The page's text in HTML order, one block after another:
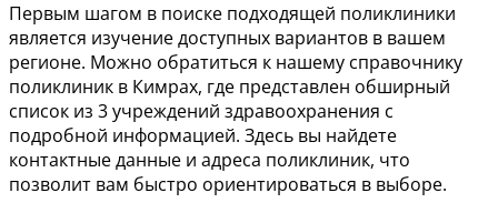
Первым шагом в поиске подходящей поликлиники
является изучение доступных вариантов в вашем
регионе. Можно обратиться к нашему справочнику
поликлиник в Кимрах, где представлен обширный
список из 3 учреждений здравоохранения с
подробной информацией. Здесь вы найдете
контактные данные и адреса поликлиник, что
позволит вам быстро ориентироваться в выборе.